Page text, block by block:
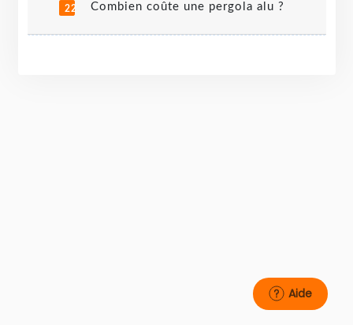
Aide
2 Combien coûte une pergola alu ?